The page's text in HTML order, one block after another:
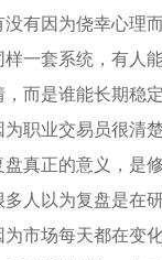
没有因为侥幸心理
样一套系统，有人
，而是谁能长期稳
为职业交易员很清
盘真正的意义，是
多人以为复盘是在
为市场每天都在变